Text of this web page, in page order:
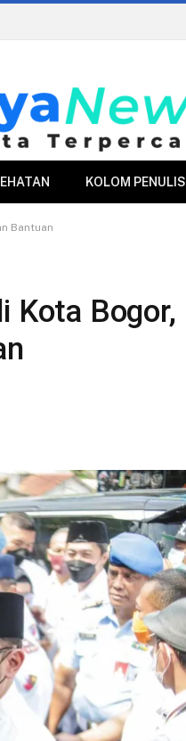
KOLOM PENULIS
Bantuan
Kota Bogor,